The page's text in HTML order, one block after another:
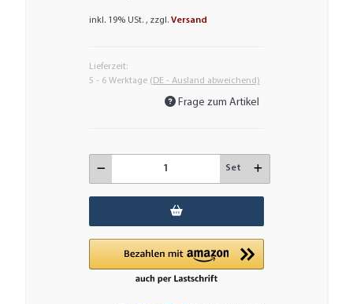
inkl. 19% USt. , zzgl. Versand
Lieferzeit:
5 - 6 Werktage (DE - Ausland abweichend)
Frage zum Artikel
Set